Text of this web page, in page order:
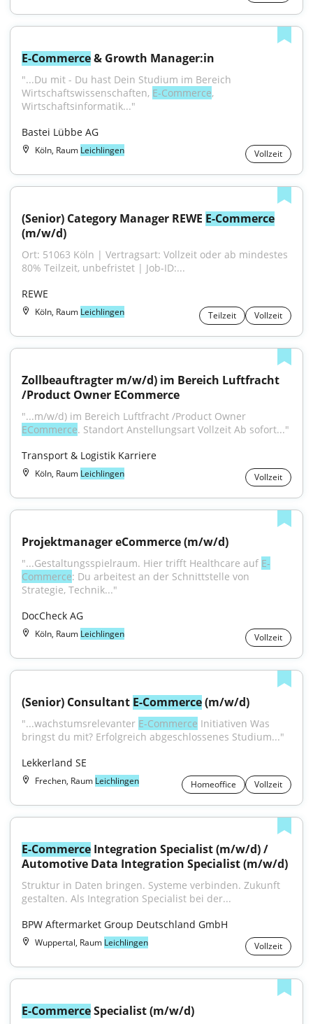
E-Commerce & Growth Manager:in
"...Du mit - Du hast Dein Studium im Bereich
Wirtschaftswissenschaften, E-Commerce,
Wirtschaftsinformatik..."
Bastei Lübbe AG
Köln, Raum Leichlingen Vollzeit
(Senior) Category Manager REWE E-Commerce
(m/w/d)
Ort: 51063 Köln | Vertragsart: Vollzeit oder ab mindestes
80% Teilzeit, unbefristet | Job-ID:...
REWE
Köln, Raum Leichlingen Teilzeit Vollzeit
Zollbeauftragter m/w/d) im Bereich Luftfracht
/Product Owner ECommerce
ECommerce. Standort Anstellungsart Vollzeit Ab sofort..."
Transport & Logistik Karriere
Köln, Raum Leichlingen Vollzeit
Projektmanager eCommerce (m/w/d)
"...Gestaltungsspielraum. Hier trifft Healthcare auf E-
Commerce: Du arbeitest an der Schnittstelle von
Strategie, Technik..."
DocCheck AG
Köln, Raum Leichlingen Vollzeit
(Senior) Consultant E-Commerce (m/w/d)
"...wachstumsrelevanter E-Commerce Initiativen Was
bringst du mit? Erfolgreich abgeschlossenes Studium..."
Lekkerland SE
Frechen, Raum Leichlingen Homeoffice Vollzeit
E-Commerce Integration Specialist (m/w/d) /
Automotive Data Integration Specialist (m/w/d)
Struktur in Daten bringen. Systeme verbinden. Zukunft
gestalten. Als Integration Specialist bei der...
BPW Aftermarket Group Deutschland GmbH
Wuppertal, Raum Leichlingen Vollzeit
E-Commerce Specialist (m/w/d)